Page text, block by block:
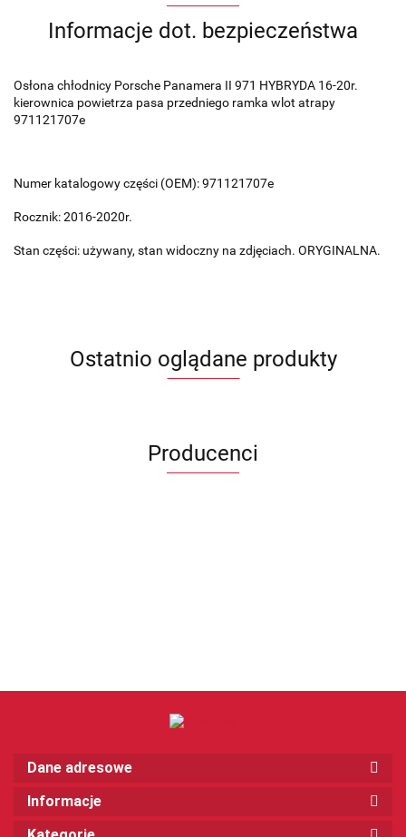
Informacje dot. bezpieczeństwa
Osłona chłodnicy Porsche Panamera II 971 HYBRYDA 16-20r.
kierownica powietrza pasa przedniego ramka wlot atrapy
971121707e
Numer katalogowy części (OEM): 971121707e
Rocznik: 2016-2020r.
Stan części: używany, stan widoczny na zdjęciach. ORYGINALNA.
Ostatnio oglądane produkty
Producenci
Dane adresowe
Informacje